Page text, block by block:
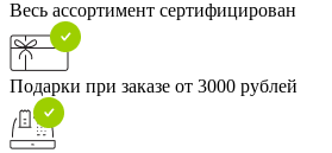
Весь ассортимент сертифицирован
Подарки при заказе от 3000 рублей